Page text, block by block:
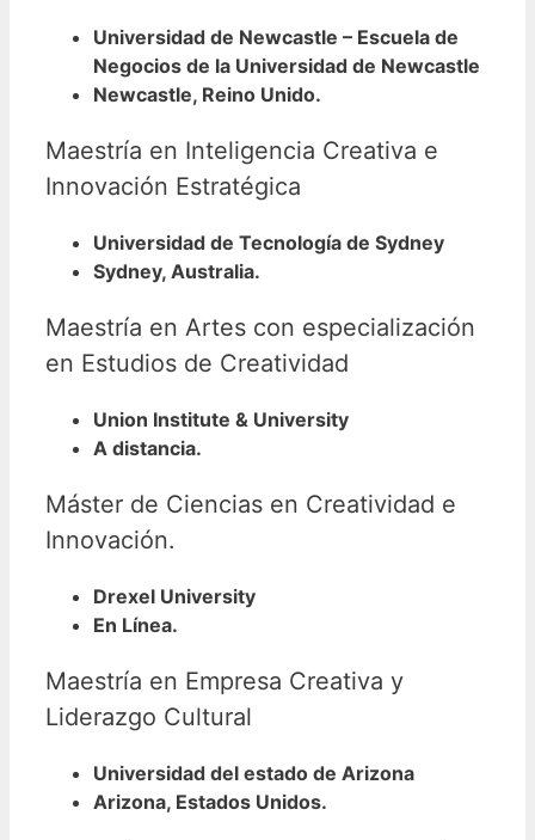
Universidad de Newcastle – Escuela de
Negocios de la Universidad de Newcastle
Newcastle, Reino Unido.
Maestría en Inteligencia Creativa e
Innovación Estratégica
Universidad de Tecnología de Sydney
Sydney, Australia.
Maestría en Artes con especialización
en Estudios de Creatividad
Union Institute & University
A distancia.
Máster de Ciencias en Creatividad e
Innovación.
Drexel University
En Línea.
Maestría en Empresa Creativa y
Liderazgo Cultural
Universidad del estado de Arizona
Arizona, Estados Unidos.